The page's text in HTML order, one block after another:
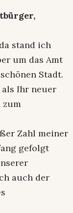
stand ich
um das Amt
Stadt.
Ihr neuer
zum
Zahl meiner
gefolgt
auch der